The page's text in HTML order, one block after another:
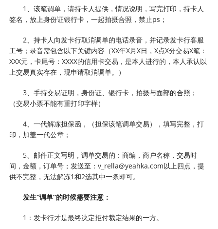
1、该笔调单，请持卡人提供，情况说明，写完打印，持卡人
签名，放上身份证银行卡，一起拍摄合照，禁止ps；
2、持卡人向发卡行取消调单的电话录音，并记录发卡行客服
工号；录音需包含以下关键内容（XX年X月X日，X点X分交易X笔：
XXX元，卡尾号：XXXX的信用卡交易，是本人进行的，本人承认以
上交易真实存在，现申请取消调单。）
3、手持交易证明，身份证、银行卡，拍摄与面部的合照；
（交易小票不能有重打印字样）
4、一代解冻担保函，（担保该笔调单交易），填写完整，打
印，加盖一代公章；
5、邮件正文写明，调单交易的：商编，商户名称，交易时
间，金额，订单号；发送至：v_rella@yeahka.com以上四点，提
供不完整，无法解冻1和2选其中一条即可。
发生“调单”的时候需要注意：
1：发卡行才是最终决定拒付裁定结果的一方。